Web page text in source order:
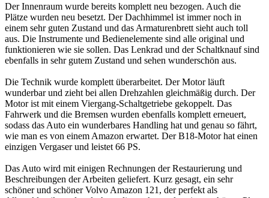
Der Innenraum wurde bereits komplett neu bezogen. Auch die
Plätze wurden neu besetzt. Der Dachhimmel ist immer noch in
einem sehr guten Zustand und das Armaturenbrett sieht auch toll
aus. Die Instrumente und Bedienelemente sind alle original und
funktionieren wie sie sollen. Das Lenkrad und der Schaltknauf sind
ebenfalls in sehr gutem Zustand und sehen wunderschön aus.
Die Technik wurde komplett überarbeitet. Der Motor läuft
wunderbar und zieht bei allen Drehzahlen gleichmäßig durch. Der
Motor ist mit einem Viergang-Schaltgetriebe gekoppelt. Das
Fahrwerk und die Bremsen wurden ebenfalls komplett erneuert,
sodass das Auto ein wunderbares Handling hat und genau so fährt,
wie man es von einem Amazon erwartet. Der B18-Motor hat einen
einzigen Vergaser und leistet 66 PS.
Das Auto wird mit einigen Rechnungen der Restaurierung und
Beschreibungen der Arbeiten geliefert. Kurz gesagt, ein sehr
schöner und schöner Volvo Amazon 121, der perfekt als